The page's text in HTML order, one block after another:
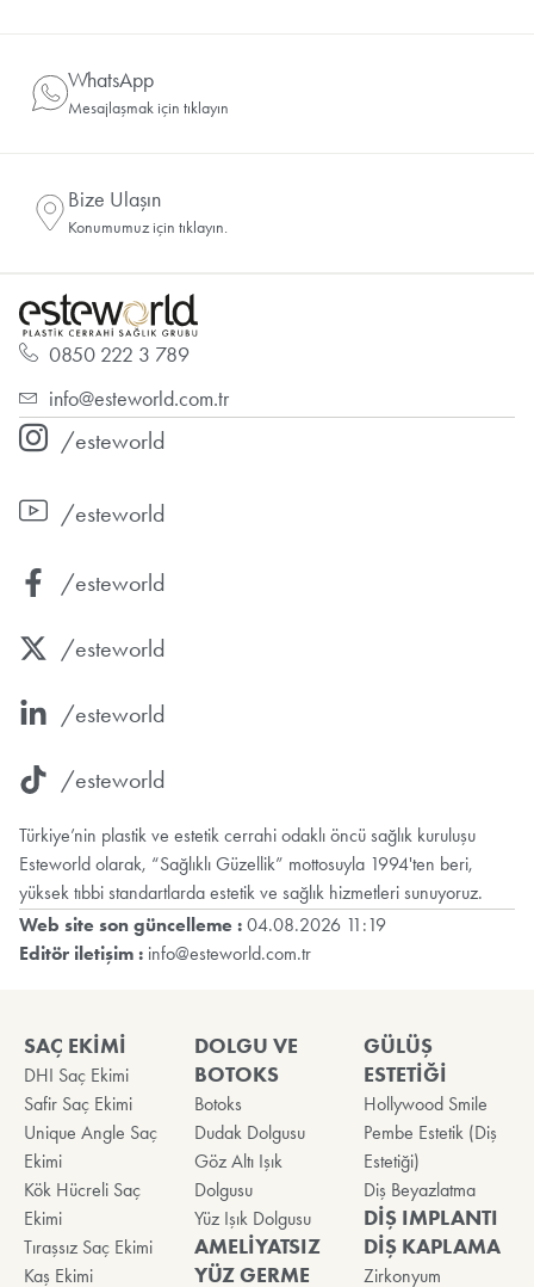
WhatsApp
Mesajlaşmak için tıklayın
Bize Ulaşın
Konumumuz için tıklayın.
0850 222 3 789
info@esteworld.com.tr
/esteworld
/esteworld
/esteworld
/esteworld
/esteworld
/esteworld
Türkiye’nin plastik ve estetik cerrahi odaklı öncü sağlık kuruluşu
Esteworld olarak, “Sağlıklı Güzellik” mottosuyla 1994'ten beri,
yüksek tıbbi standartlarda estetik ve sağlık hizmetleri sunuyoruz.
Web site son güncelleme : 04.08.2026 11:19
Editör iletişim : info@esteworld.com.tr
SAÇ EKİMİ
DHI Saç Ekimi
Safir Saç Ekimi
Unique Angle Saç
Ekimi
Kök Hücreli Saç
Ekimi
Tıraşsız Saç Ekimi
Kaş Ekimi
DOLGU VE
BOTOKS
Botoks
Dudak Dolgusu
Göz Altı Işık
Dolgusu
Yüz Işık Dolgusu
AMELİYATSIZ
YÜZ GERME
GÜLÜŞ
ESTETİĞİ
Hollywood Smile
Pembe Estetik (Diş
Estetiği)
Diş Beyazlatma
DİŞ IMPLANTI
DİŞ KAPLAMA
Zirkonyum